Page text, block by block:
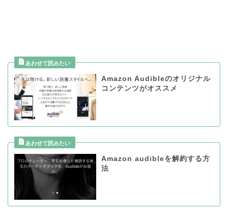
Amazon Audibleのオリジナル
コンテンツがオススメ
Amazon audibleを解約する方
法